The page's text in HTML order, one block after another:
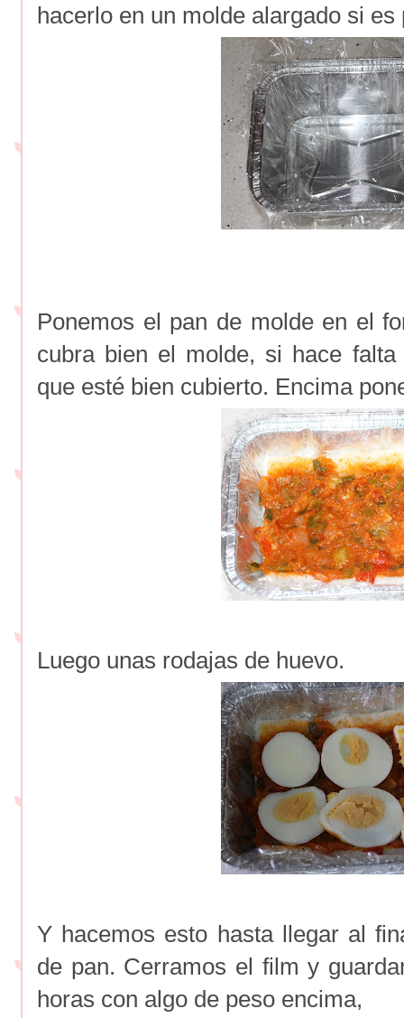
hacerlo en un molde alargado si
Ponemos el pan de molde en el
cubra bien el molde, si hace
que esté bien cubierto. Encima
Luego unas rodajas de huevo.
Y hacemos esto hasta llegar al
de pan. Cerramos el film y
horas con algo de peso encima,